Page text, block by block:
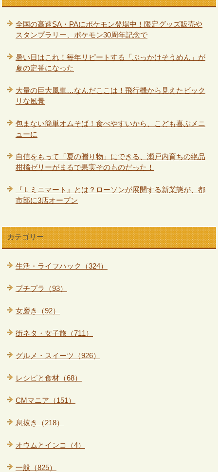
全国の高速SA・PAにポケモン登場中！限定グッズ販売や
スタンプラリー、ポケモン30周年記念で
暑い日はこれ！毎年リピートする「ぶっかけそうめん」が
夏の定番になった
大量の巨大風車…なんだここは！飛行機から見えたビック
リな風景
包まない簡単オムそば！食べやすいから、こども喜ぶメニ
ューに
自信をもって「夏の贈り物」にできる、瀬戸内育ちの絶品
柑橘ゼリーがまるで果実そのものだった！
『Ｌミニマート』とは？ローソンが展開する新業態が、都
市部に3店オープン
カテゴリー
生活・ライフハック（324）
プチプラ（93）
女磨き（92）
街ネタ・女子旅（711）
グルメ・スイーツ（926）
レシピと食材（68）
CMマニア（151）
息抜き（218）
オウムとインコ（4）
一般（825）